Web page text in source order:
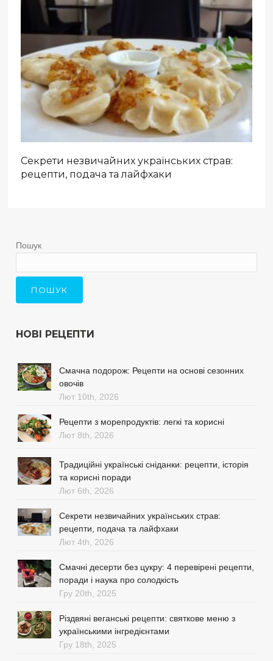
Секрети незвичайних українських страв:
рецепти, подача та лайфхаки
Пошук
ПОШУК
НОВІ РЕЦЕПТИ
Смачна подорож: Рецепти на основі сезонних
овочів
Лют 10th, 2026
Рецепти з морепродуктів: легкі та корисні
Лют 8th, 2026
Традиційні українські сніданки: рецепти, історія
та корисні поради
Лют 6th, 2026
Секрети незвичайних українських страв:
рецепти, подача та лайфхаки
Лют 4th, 2026
Смачні десерти без цукру: 4 перевірені рецепти,
поради і наука про солодкість
Гру 20th, 2025
Різдвяні веганські рецепти: святкове меню з
українськими інгредієнтами
Гру 18th, 2025